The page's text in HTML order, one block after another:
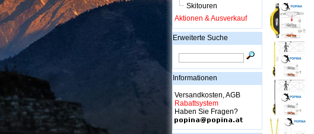
Skitouren
Aktionen & Ausverkauf
Erweiterte Suche
Informationen
Versandkosten, AGB
Rabattsystem
Haben Sie Fragen?